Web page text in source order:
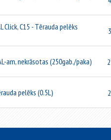
Click, C15 - Tērauda pelēks
am, nekrāsotas (250gab./paka)
pelēks (0.5L)